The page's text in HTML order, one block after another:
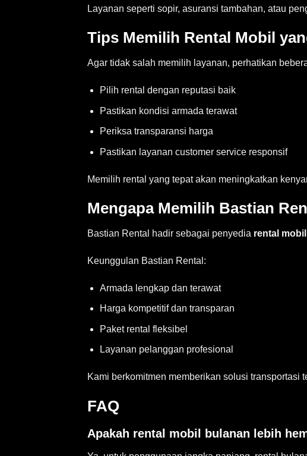
Layanan seperti sopir, asuransi tambahan, atau
Tips Memilih Rental Mobil
Agar tidak salah memilih layanan, perhatikan
Pilih rental dengan reputasi baik
Pastikan kondisi armada terawat
Periksa transparansi harga
Pastikan layanan customer service responsif
Memilih rental yang tepat akan meningkatkan
Mengapa Memilih Bastian
Bastian Rental hadir sebagai penyedia rental mobil
Keunggulan Bastian Rental:
Armada lengkap dan terawat
Harga kompetitif dan transparan
Paket rental fleksibel
Layanan pelanggan profesional
Kami berkomitmen memberikan solusi transportasi
FAQ
Apakah rental mobil bulanan lebih